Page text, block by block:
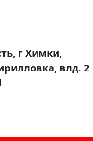
г Химки,
влд. 2